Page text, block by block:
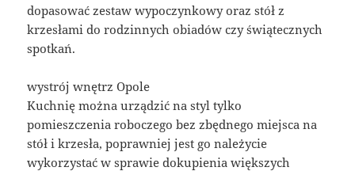
dopasować zestaw wypoczynkowy oraz stół z
krzesłami do rodzinnych obiadów czy świątecznych
spotkań.
wystrój wnętrz Opole
Kuchnię można urządzić na styl tylko
pomieszczenia roboczego bez zbędnego miejsca na
stół i krzesła, poprawniej jest go należycie
wykorzystać w sprawie dokupienia większych